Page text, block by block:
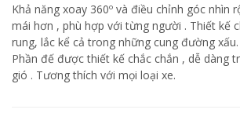
Khả năng xoay 360º và điều chỉnh góc nhìn
mái hơn , phù hợp với từng người . Thiết kế
rung, lắc kể cả trong những cung đường xấu.
Phần đế được thiết kế chắc chắn , dễ dàng
gió . Tương thích với mọi loại xe.